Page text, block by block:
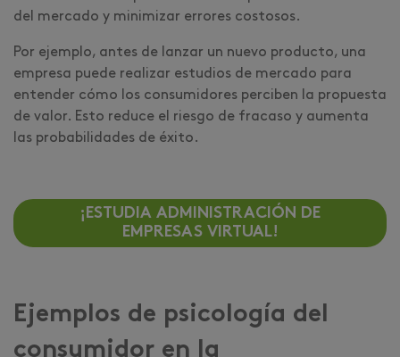
del mercado y minimizar errores costosos.
Por ejemplo, antes de lanzar un nuevo producto, una
empresa puede realizar estudios de mercado para
entender cómo los consumidores perciben la propuesta
de valor. Esto reduce el riesgo de fracaso y aumenta
las probabilidades de éxito.
¡ESTUDIA ADMINISTRACIÓN DE
EMPRESAS VIRTUAL!
Ejemplos de psicología del
consumidor en la